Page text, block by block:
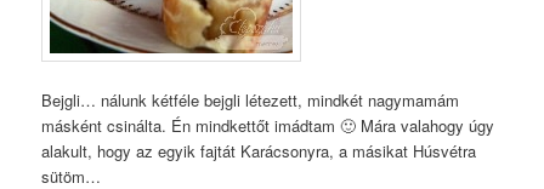
Bejgli… nálunk kétféle bejgli létezett, mindkét nagymamám
másként csinálta. Én mindkettőt imádtam 🙂 Mára valahogy úgy
alakult, hogy az egyik fajtát Karácsonyra, a másikat Húsvétra
sütöm…